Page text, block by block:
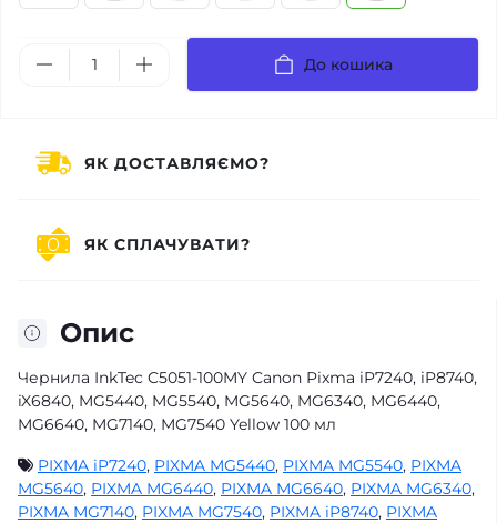
До кошика
Опис
Чернила InkTec C5051-100MY Canon Pixma iP7240, iP8740,
iX6840, MG5440, MG5540, MG5640, MG6340, MG6440,
MG6640, MG7140, MG7540 Yellow 100 мл
PIXMA iP7240, PIXMA MG5440, PIXMA MG5540, PIXMA
MG5640, PIXMA MG6440, PIXMA MG6640, PIXMA MG6340,
PIXMA MG7140, PIXMA MG7540, PIXMA iP8740, PIXMA
ЯК ДОСТАВЛЯЄМО?
ЯК СПЛАЧУВАТИ?